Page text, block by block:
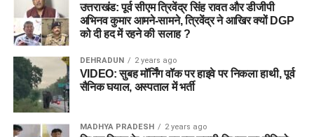
उत्तराखंड: पूर्व सीएम त्रिवेंद्र सिंह रावत और डीजीपी
अभिनव कुमार आमने-सामने, त्रिवेंद्र ने आखिर क्यों DGP
को दी हद में रहने की सलाह ?
DEHRADUN 2 years ago
VIDEO: सुबह मॉर्निंग वॉक पर हाइवे पर निकला हाथी, पूर्व
सैनिक घयाल, अस्पताल में भर्ती
MADHYA PRADESH 2 years ago